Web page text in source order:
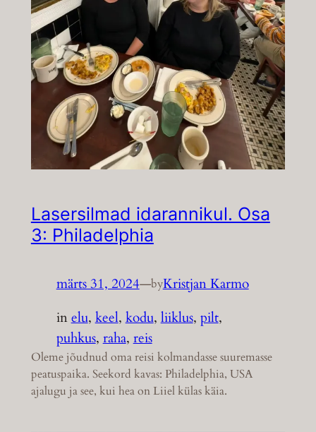
Lasersilmad idarannikul. Osa
3: Philadelphia
märts 31, 2024—byKristjan Karmo
inelu, keel, kodu, liiklus, pilt
puhkus, raha, reis
Oleme jõudnud oma reisi kolmandasse suuremasse
peatuspaika. Seekord kavas: Philadelphia, USA
ajalugu ja see, kui hea on Liiel külas käia.